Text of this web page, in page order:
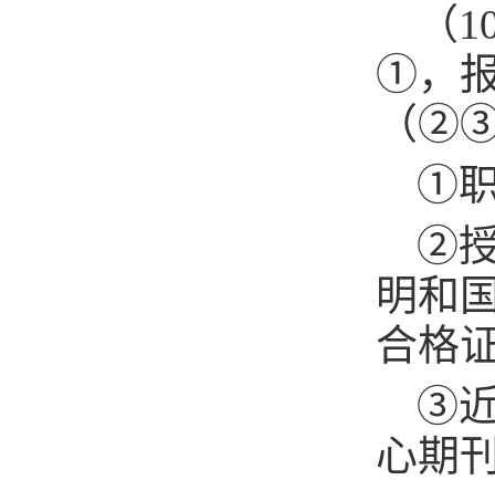
（
①，
（
①
②授
明和
合格
③近
心期